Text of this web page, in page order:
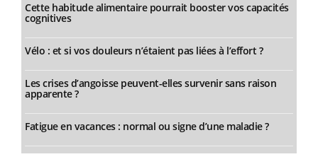
Cette habitude alimentaire pourrait booster vos capacités
cognitives
Vélo : et si vos douleurs n’étaient pas liées à l’effort ?
Les crises d’angoisse peuvent-elles survenir sans raison
apparente ?
Fatigue en vacances : normal ou signe d’une maladie ?